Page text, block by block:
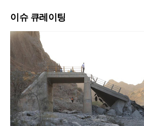
이슈 큐레이팅